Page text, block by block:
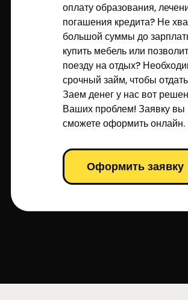
оплату образования,
погашения кредита? Не
большой суммы до
купить мебель или
поезду на отдых?
срочный займ, чтобы
Заем денег у нас вот
Ваших проблем! Заявку вы
сможете оформить онлайн.
Оформить заявку